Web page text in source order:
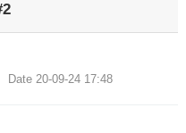
Date 20-09-24 17:48